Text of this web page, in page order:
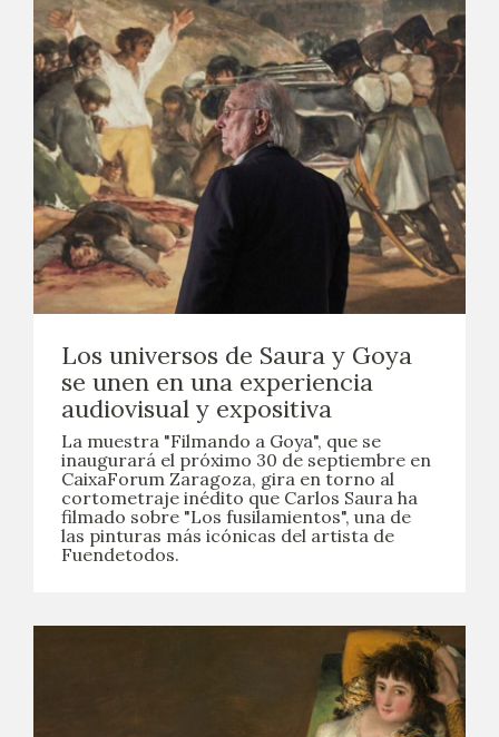
Los universos de Saura y Goya
se unen en una experiencia
audiovisual y expositiva
La muestra "Filmando a Goya", que se
inaugurará el próximo 30 de septiembre en
CaixaForum Zaragoza, gira en torno al
cortometraje inédito que Carlos Saura ha
filmado sobre "Los fusilamientos", una de
las pinturas más icónicas del artista de
Fuendetodos.